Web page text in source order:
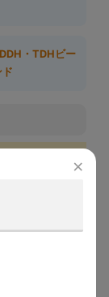
×
DDH・TDHビー